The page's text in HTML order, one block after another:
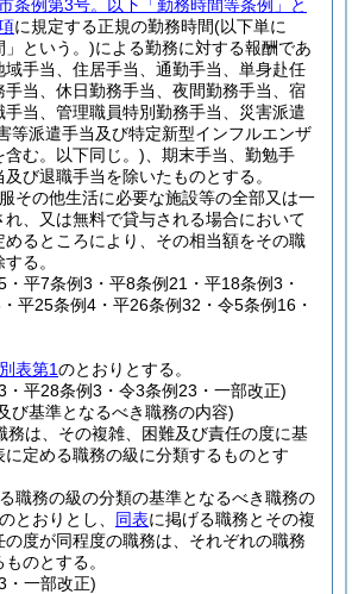
条例第3号。以下「勤務時間等条例」と
に規定する正規の勤務時間(以下単に
」という。)による勤務に対する報酬であ
域手当、住居手当、通勤手当、単身赴任
手当、休日勤務手当、夜間勤務手当、宿
手当、管理職員特別勤務手当、災害派遣
等派遣手当及び特定新型インフルエンザ
む。以下同じ。) 、期末手当、勤勉手
び退職手当を除いたものとする。
その他生活に必要な施設等の全部又は一
、又は無料で貸与される場合において
めるところにより、その相当額をその職
る。
・平7条例3・平8条例21・平18条例3・
平25条例4・平26条例32・令5条例16・
別表第1のとおりとする。
・平28条例3・令3条例23・一部改正)
び基準となるべき職務の内容)
務は、その複雑、困難及び責任の度に基
定める職務の級に分類するものとす
職務の級の分類の基準となるべき職務の
のとおりとし、 同表に掲げる職務とその複
度が同程度の職務は、それぞれの職務
のとする。
・一部改正)